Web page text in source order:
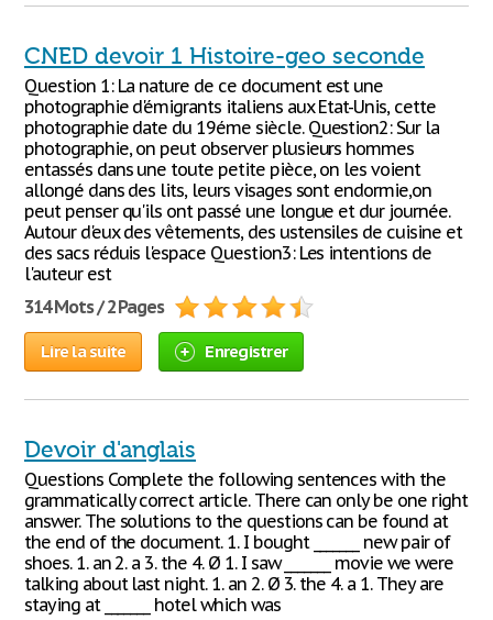
CNED devoir 1 Histoire-geo seconde
Question 1: La nature de ce document est une
photographie d'émigrants italiens aux Etat-Unis, cette
photographie date du 19éme siècle. Question2: Sur la
photographie, on peut observer plusieurs hommes
entassés dans une toute petite pièce, on les voient
allongé dans des lits, leurs visages sont endormie,on
peut penser qu'ils ont passé une longue et dur journée.
Autour d'eux des vêtements, des ustensiles de cuisine et
des sacs réduis l'espace Question3: Les intentions de
l'auteur est
314 Mots / 2 Pages
Lire la suite Enregistrer
Devoir d'anglais
Questions Complete the following sentences with the
grammatically correct article. There can only be one right
answer. The solutions to the questions can be found at
the end of the document. 1. I bought _______ new pair of
shoes. 1. an 2. a 3. the 4. Ø 1. I saw _______ movie we were
talking about last night. 1. an 2. Ø 3. the 4. a 1. They are
staying at _______ hotel which was